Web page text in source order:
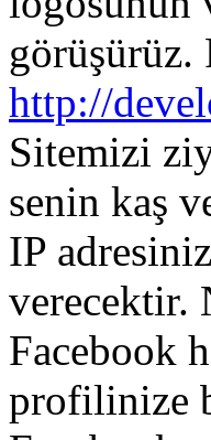
görüşürüz.
http://
Sitemizi
senin kaş
IP
verecektir.
Facebook
profilinize